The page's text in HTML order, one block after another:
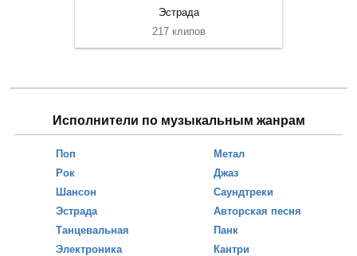
Эстрада
217 клипов
Исполнители по музыкальным жанрам
Поп
Рок
Шансон
Эстрада
Танцевальная
Электроника
Метал
Джаз
Саундтреки
Авторская песня
Панк
Кантри